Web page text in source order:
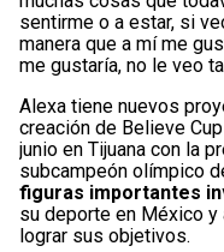
sentirme o a estar, si
manera que a mí me
me gustaría, no le veo
Alexa tiene nuevos
creación de Believe
junio en Tijuana con la
subcampeón olímpico
figuras importantes
su deporte en México y
lograr sus objetivos.